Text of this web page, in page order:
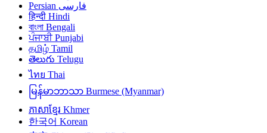
فارسی Persian
हिन्दी Hindi
বাংলা Bengali
ਪੰਜਾਬੀ Punjabi
தமிழ் Tamil
తెలుగు Telugu
ไทย Thai
မြန်မာဘာသာ Burmese (Myanmar)
ភាសាខ្មែរ Khmer
한국어 Korean